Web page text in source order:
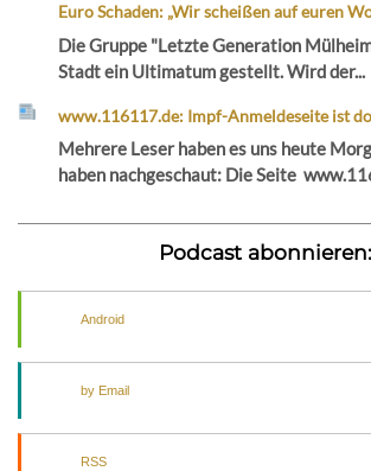
Euro Schaden: „Wir scheißen auf euren
Die Gruppe "Letzte Generation
Stadt ein Ultimatum gestellt. Wird der...
www.116117.de: Impf-Anmeldeseite ist
Mehrere Leser haben es uns heute
haben nachgeschaut: Die Seite
Podcast abonnieren:
Android
by Email
RSS